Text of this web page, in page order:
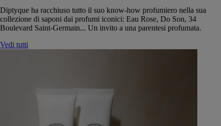
Diptyque ha racchiuso tutto il suo know-how profumiero nella sua
collezione di saponi dai profumi iconici: Eau Rose, Do Son, 34
Boulevard Saint-Germain... Un invito a una parentesi profumata.
Vedi tutti